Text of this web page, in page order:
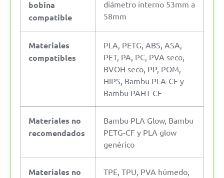
bobina
compatible
diámetro interno 53mm a
58mm
Materiales
compatibles
PLA, PETG, ABS, ASA,
PET, PA, PC, PVA seco,
BVOH seco, PP, POM,
HIPS, Bambu PLA-CF y
Bambu PAHT-CF
Materiales no
recomendados
Bambu PLA Glow, Bambu
PETG-CF y PLA glow
genérico
Materiales no
TPE, TPU, PVA húmedo,